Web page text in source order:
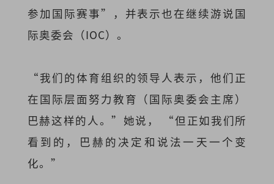
参加国际赛事”，并表示也在继续游说国
际奥委会（IOC）。
“我们的体育组织的领导人表示，他们正
在国际层面努力教育（国际奥委会主席）
巴赫这样的人。”她说， “但正如我们所
看到的，巴赫的决定和说法一天一个变
化。”